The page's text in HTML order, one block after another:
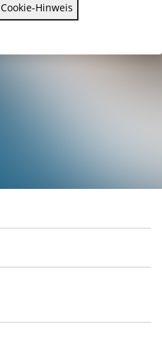
Cookie-Hinweis